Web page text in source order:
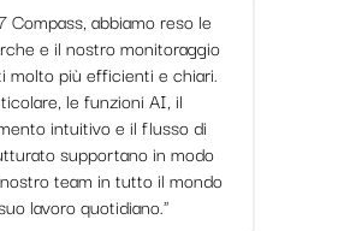
Compass, abbiamo reso le
e il nostro monitoraggio
molto più efficienti e chiari.
le funzioni AI, il
intuitivo e il flusso di
supportano in modo
team in tutto il mondo
lavoro quotidiano."